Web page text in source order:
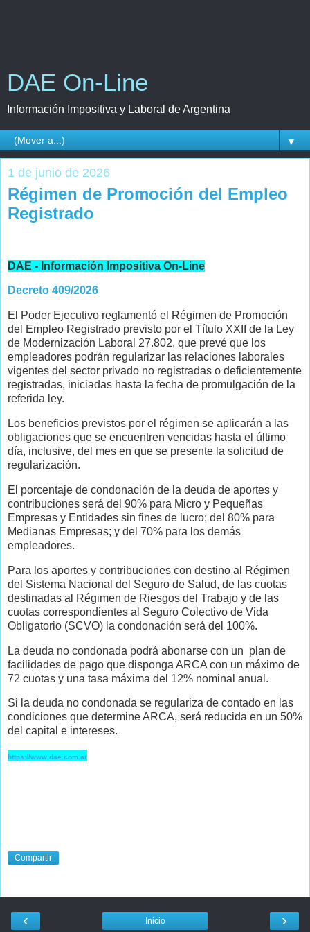
DAE On-Line
Información Impositiva y Laboral de Argentina
▼
1 de junio de 2026
Régimen de Promoción del Empleo
Registrado
DAE - Información Impositiva On-Line
Decreto 409/2026
El Poder Ejecutivo reglamentó el Régimen de Promoción
del Empleo Registrado previsto por el Título XXII de la Ley
de Modernización Laboral 27.802, que prevé que los
empleadores podrán regularizar las relaciones laborales
vigentes del sector privado no registradas o deficientemente
registradas, iniciadas hasta la fecha de promulgación de la
referida ley.
Los beneficios previstos por el régimen se aplicarán a las
obligaciones que se encuentren vencidas hasta el último
día, inclusive, del mes en que se presente la solicitud de
regularización.
El porcentaje de condonación de la deuda de aportes y
contribuciones será del 90% para Micro y Pequeñas
Empresas y Entidades sin fines de lucro; del 80% para
Medianas Empresas; y del 70% para los demás
empleadores.
Para los aportes y contribuciones con destino al Régimen
del Sistema Nacional del Seguro de Salud, de las cuotas
destinadas al Régimen de Riesgos del Trabajo y de las
cuotas correspondientes al Seguro Colectivo de Vida
Obligatorio (SCVO) la condonación será del 100%.
La deuda no condonada podrá abonarse con un plan de
facilidades de pago que disponga ARCA con un máximo de
72 cuotas y una tasa máxima del 12% nominal anual.
Si la deuda no condonada se regulariza de contado en las
condiciones que determine ARCA, será reducida en un 50%
del capital e intereses.
https://www.dae.com.ar
Compartir
‹ ›
Inicio